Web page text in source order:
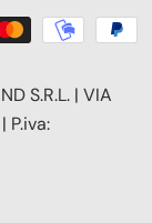
S.R.L. | VIA
P.iva: